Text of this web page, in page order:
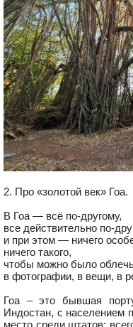
2. Про «золотой век» Гоа.
В Гоа — всё по-другому,
все действительно по-
и при этом — ничего
ничего такого,
чтобы можно было
в фотографии, в вещи, в
Гоа – это бывшая
Индостан, с населением
место среди штатов;